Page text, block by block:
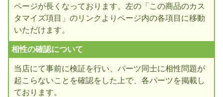
ページが長くなっております。左の「この商品のカス
タマイズ項目」のリンクよりページ内の各項目に移動
いただけます。
相性の確認について
当店にて事前に検証を行い、パーツ同士に相性問題が
起こらないことを確認をした上で、各パーツを掲載し
ております。